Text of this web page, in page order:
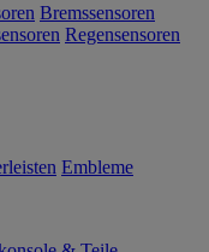
Bremssensoren
Regensensoren
Embleme